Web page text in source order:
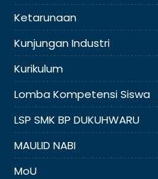
Ketarunaan
Kunjungan Industri
Kurikulum
Lomba Kompetensi Siswa
LSP SMK BP DUKUHWARU
MAULID NABI
MoU